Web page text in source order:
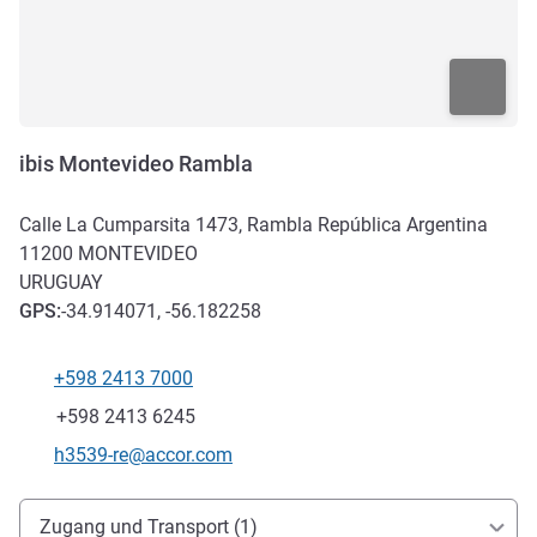
ibis Montevideo Rambla
Calle La Cumparsita 1473, Rambla República Argentina
11200 MONTEVIDEO
URUGUAY
GPS:-34.914071, -56.182258
+598 2413 7000
Fax
+598 2413 6245
Kontakt-E-Mail
h3539-re@accor.com
Erreichbarkeit und Anbindung
Zugang und Transport (1)